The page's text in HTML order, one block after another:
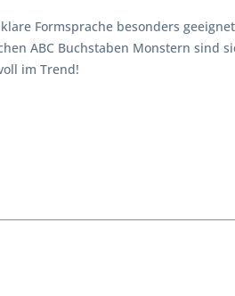
Formsprache besonders
ABC Buchstaben Monstern sind
im Trend!